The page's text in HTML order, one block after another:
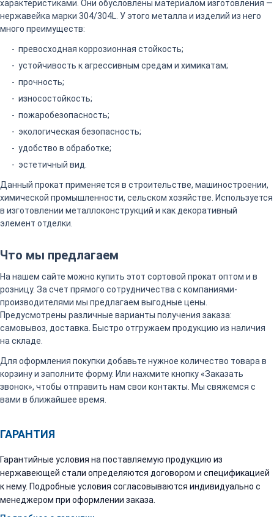
характеристиками. Они обусловлены материалом изготовления —
нержавейка марки 304/304L. У этого металла и изделий из него
много преимуществ:
превосходная коррозионная стойкость;
устойчивость к агрессивным средам и химикатам;
прочность;
износостойкость;
пожаробезопасность;
экологическая безопасность;
удобство в обработке;
эстетичный вид.
Данный прокат применяется в строительстве, машиностроении,
химической промышленности, сельском хозяйстве. Используется
в изготовлении металлоконструкций и как декоративный
элемент отделки.
Что мы предлагаем
На нашем сайте можно купить этот сортовой прокат оптом и в
розницу. За счет прямого сотрудничества с компаниями-
производителями мы предлагаем выгодные цены.
Предусмотрены различные варианты получения заказа:
самовывоз, доставка. Быстро отгружаем продукцию из наличия
на складе.
Для оформления покупки добавьте нужное количество товара в
корзину и заполните форму. Или нажмите кнопку «Заказать
звонок», чтобы отправить нам свои контакты. Мы свяжемся с
вами в ближайшее время.
ГАРАНТИЯ
Гарантийные условия на поставляемую продукцию из
нержавеющей стали определяются договором и спецификацией
к нему. Подробные условия согласовываются индивидуально с
менеджером при оформлении заказа.